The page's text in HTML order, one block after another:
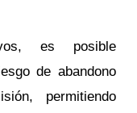
es posible
de abandono
permitiendo